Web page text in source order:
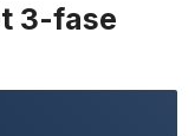
3-fase